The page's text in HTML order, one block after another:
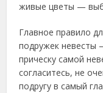
живые цветы —
Главное правило
подружек невесты
прическу самой
согласитесь, не
подругу в самый